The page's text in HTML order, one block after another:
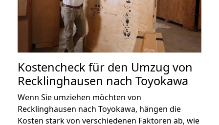
Kostencheck für den Umzug von
Recklinghausen nach Toyokawa
Wenn Sie umziehen möchten von
Recklinghausen nach Toyokawa, hängen die
Kosten stark von verschiedenen Faktoren ab, wie